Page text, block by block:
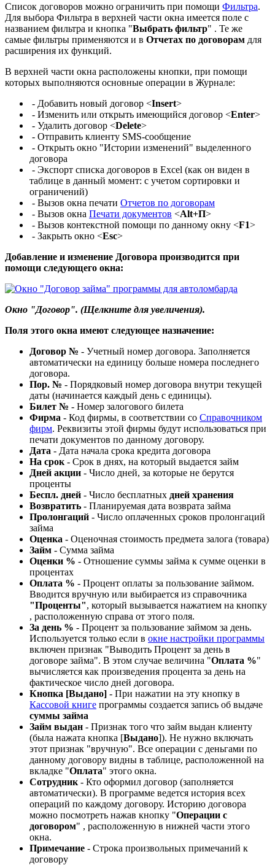
Список договоров можно ограничить при помощи Фильтра.
Для выбора Фильтра в верхней части окна имеется поле с
названием фильтра и кнопка "Выбрать фильтр" . Те же
самые фильтры применяются и в Отчетах по договорам для
расширения их функций.
В верхней части окна расположены кнопки, при помощи
которых выполняются основные операции в Журнале:
- Добавить новый договор <Insert>
- Изменить или открыть имеющийся договор <Enter>
- Удалить договор <Delete>
- Отправить клиенту SMS-сообщение
- Открыть окно "Истории изменений" выделенного
договора
- Экспорт списка договоров в Excel (как он виден в
таблице в данный момент: с учетом сортировки и
ограничений)
- Вызов окна печати Отчетов по договорам
- Вызов окна Печати документов <Alt+П>
- Вызов контекстной помощи по данному окну <F1>
- Закрыть окно <Esc>
Добавление и изменение Договора производится при
помощи следующего окна:
Окно "Договор". (Щелкните для увеличения).
Поля этого окна имеют следующее назначение:
Договор № - Учетный номер договора. Заполняется
автоматически на единицу больше номера последнего
договора.
Пор. № - Порядковый номер договора внутри текущей
даты (начинается каждый день с единицы).
Билет № - Номер залогового билета
Фирма - Код фирмы, в соответствии со Справочником
фирм. Реквизиты этой фирмы будут использоваться при
печати документов по данному договору.
Дата - Дата начала срока кредита договора
На срок - Срок в днях, на который выдается займ
Дней акции - Число дней, за которые не берутся
проценты
Беспл. дней - Число бесплатных дней хранения
Возвратить - Планируемая дата возврата займа
Пролонгаций - Число оплаченных сроков пролонгаций
займа
Оценка - Оценочная стоимость предмета залога (товара)
Займ - Сумма займа
Оценки % - Отношение суммы займа к сумме оценки в
процентах
Оплата % - Процент оплаты за пользование займом.
Вводится вручную или выбирается из справочника
"Проценты", который вызывается нажатием на кнопку
, расположенную справа от этого поля.
За день % - Процент за пользование займом за день.
Используется только если в окне настройки программы
включен признак "Выводить Процент за день в
договоре займа". В этом случае величина "Оплата %"
вычисляется как произведения процента за день на
фактическое число дней договора.
Кнопка [Выдано] - При нажатии на эту кнопку в
Кассовой книге программы создается запись об выдаче
суммы займа
Займ выдан - Признак того что займ выдан клиенту
(была нажата кнопка [Выдано]). Не нужно включать
этот признак "вручную". Все операции с деньгами по
данному договору видны в таблице, расположенной на
вкладке "Оплата" этого окна.
Сотрудник - Кто оформил договор (заполняется
автоматически). В программе ведется история всех
операций по каждому договору. Историю договора
можно посмотреть нажав кнопку "Операции с
договором" , расположенную в нижней части этого
окна.
Примечание - Строка произвольных примечаний к
договору